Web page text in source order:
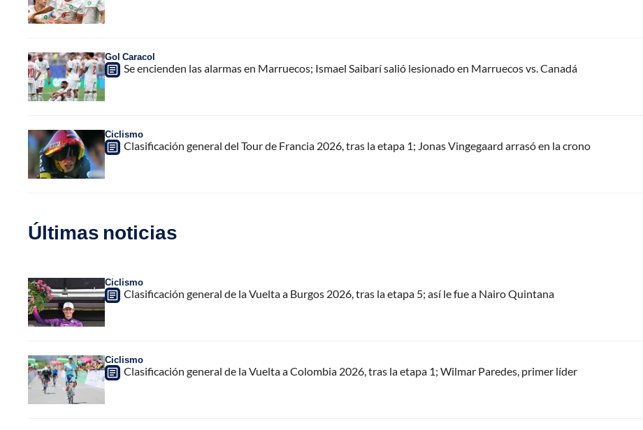
Gol Caracol
Se encienden las alarmas en Marruecos; Ismael Saibarí salió lesionado en Marruecos vs. Canadá
Ciclismo
Clasificación general del Tour de Francia 2026, tras la etapa 1; Jonas Vingegaard arrasó en la crono
Últimas noticias
Ciclismo
Clasificación general de la Vuelta a Burgos 2026, tras la etapa 5; así le fue a Nairo Quintana
Ciclismo
Clasificación general de la Vuelta a Colombia 2026, tras la etapa 1; Wilmar Paredes, primer líder